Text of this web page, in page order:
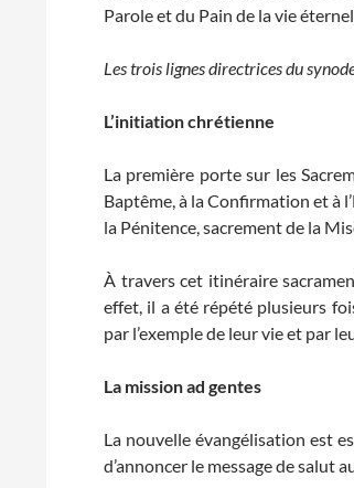
Parole et du Pain de la vie
Les trois lignes directrices du
L’initiation chrétienne
La première porte sur les
Baptême, à la Confirmation et à
la Pénitence, sacrement de la
À travers cet itinéraire
effet, il a été répété plusieurs
par l’exemple de leur vie et par
La mission ad gentes
La nouvelle évangélisation est
d’annoncer le message de salut